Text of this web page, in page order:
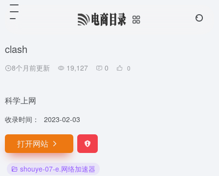
clash
8个月前更新 19,127 0 0
科学上网
收录时间： 2023-02-03
打开网站
shouye-07-e.网络加速器